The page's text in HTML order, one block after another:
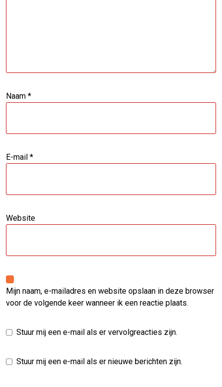
Naam *
E-mail *
Website
Mijn naam, e-mailadres en website opslaan in deze browser
voor de volgende keer wanneer ik een reactie plaats.
Stuur mij een e-mail als er vervolgreacties zijn.
Stuur mij een e-mail als er nieuwe berichten zijn.